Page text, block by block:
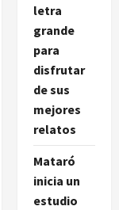
letra
grande
para
disfrutar
de sus
mejores
relatos
Mataró
inicia un
estudio